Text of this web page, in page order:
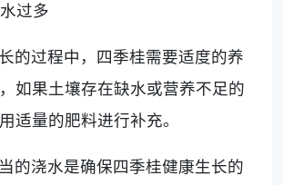
过多
的过程中，四季桂需要适度的养
如果土壤存在缺水或营养不足的
适量的肥料进行补充。
的浇水是确保四季桂健康生长的